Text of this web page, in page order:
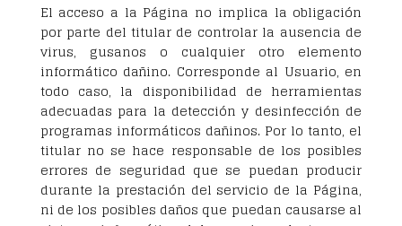
El acceso a la Página no implica la obligación
por parte del titular de controlar la ausencia de
virus, gusanos o cualquier otro elemento
informático dañino. Corresponde al Usuario, en
todo caso, la disponibilidad de herramientas
adecuadas para la detección y desinfección de
programas informáticos dañinos. Por lo tanto, el
titular no se hace responsable de los posibles
errores de seguridad que se puedan producir
durante la prestación del servicio de la Página,
ni de los posibles daños que puedan causarse al